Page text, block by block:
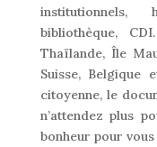
institutionnels,
bibliothèque,
Thaïlande, Île
Suisse, Belgique
citoyenne, le
n’attendez plus
bonheur pour vous